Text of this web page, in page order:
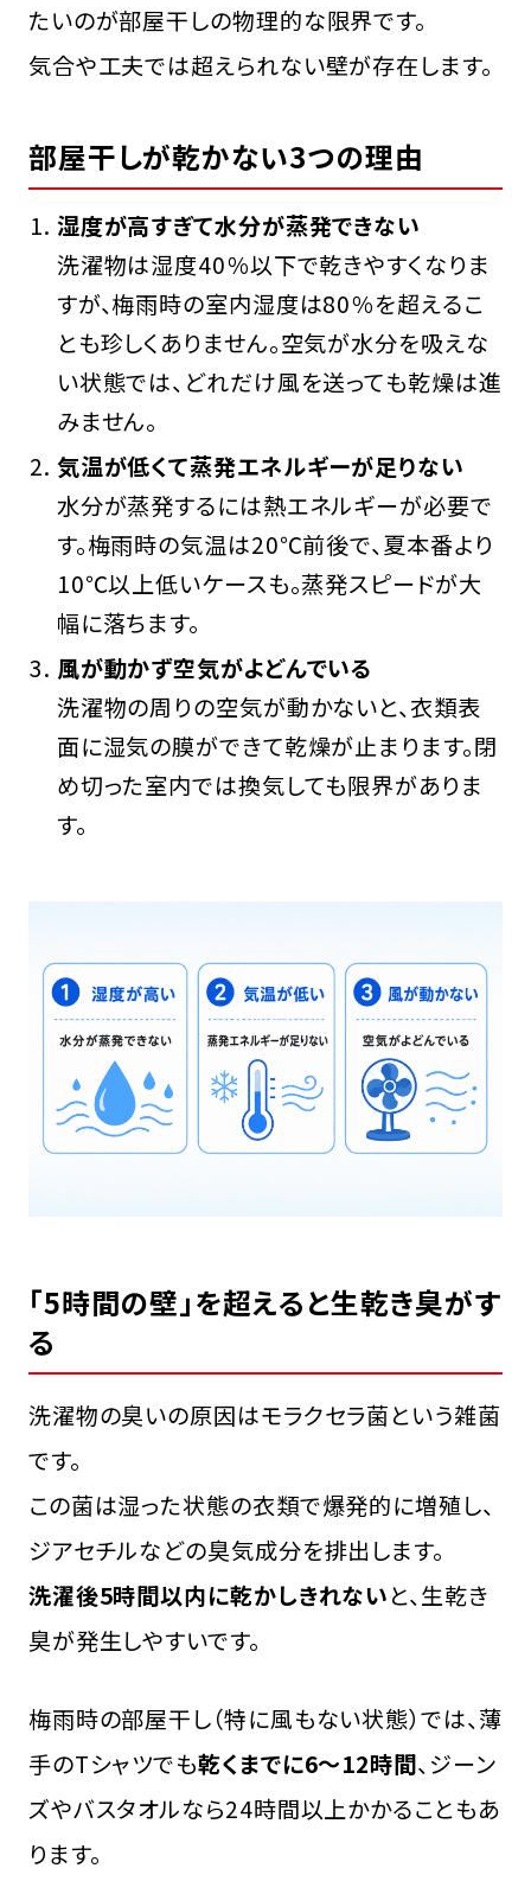
たいのが部屋干しの物理的な限界です。
気合や工夫では超えられない壁が存在します。
部屋干しが乾かない3つの理由
湿度が高すぎて水分が蒸発できない
洗濯物は湿度40％以下で乾きやすくなりま
すが、梅雨時の室内湿度は80％を超えるこ
とも珍しくありません。空気が水分を吸えな
い状態では、どれだけ風を送っても乾燥は進
みません。
気温が低くて蒸発エネルギーが足りない
水分が蒸発するには熱エネルギーが必要で
す。梅雨時の気温は20℃前後で、夏本番より
10℃以上低いケースも。蒸発スピードが大
幅に落ちます。
風が動かず空気がよどんでいる
洗濯物の周りの空気が動かないと、衣類表
面に湿気の膜ができて乾燥が止まります。閉
め切った室内では換気しても限界がありま
す。
「5時間の壁」を超えると生乾き臭がす
る
洗濯物の臭いの原因はモラクセラ菌という雑菌
です。
この菌は湿った状態の衣類で爆発的に増殖し、
ジアセチルなどの臭気成分を排出します。
洗濯後5時間以内に乾かしきれないと、生乾き
臭が発生しやすいです。
梅雨時の部屋干し（特に風もない状態）では、薄
手のTシャツでも乾くまでに6〜12時間、ジーン
ズやバスタオルなら24時間以上かかることもあ
ります。